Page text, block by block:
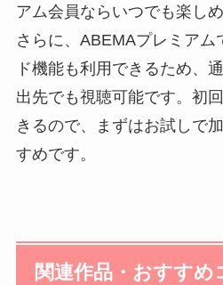
アム会員ならいつでも楽しめ
さらに、ABEMAプレミアム
ド機能も利用できるため、
出先でも視聴可能です。初
きるので、まずはお試しで
すめです。
関連作品・おすすめ